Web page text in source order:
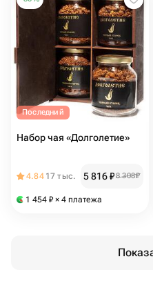
Последний
Набор чая «Долголетие»
4.84 17 тыс. 5 816₽8 308₽
1 454 ₽ × 4 платежа